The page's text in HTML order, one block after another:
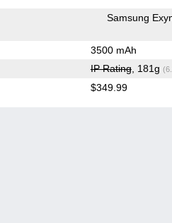
Samsung
3500 mAh
IP Rating, 181g
$349.99